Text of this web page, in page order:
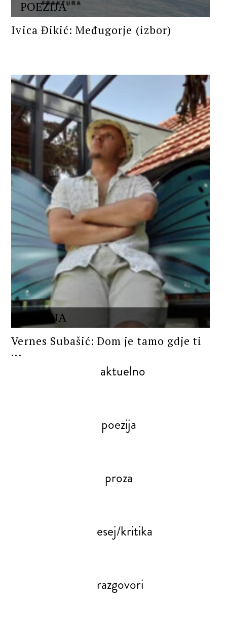
POEZIJA
Ivica Đikić: Međugorje (izbor)
POEZIJA
Vernes Subašić: Dom je tamo gdje ti
...
aktuelno
poezija
proza
esej/kritika
razgovori